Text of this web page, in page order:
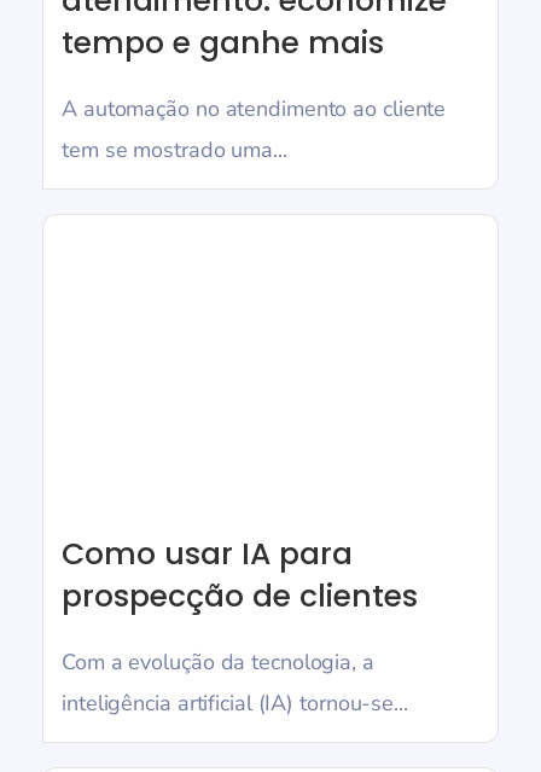
tempo e ganhe mais
A automação no atendimento ao cliente
tem se mostrado uma...
Como usar IA para
prospecção de clientes
Com a evolução da tecnologia, a
inteligência artificial (IA) tornou-se...